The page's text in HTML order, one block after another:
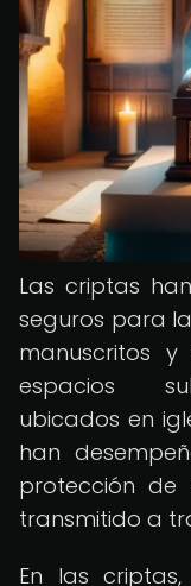
Las criptas
seguros para
manuscritos y
espacios
ubicados en
han
protección de
transmitido a
En las